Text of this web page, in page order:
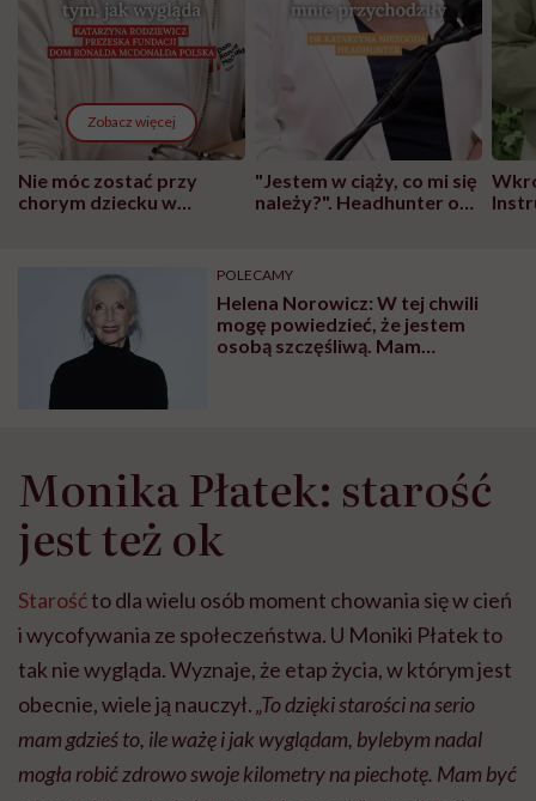
Zobacz więcej
Nie móc zostać przy
chorym dziecku w
głupota i brak
wyobraźni"
"Jestem w ciąży, co mi się
należy?". Headhunter o
pracy
POLECAMY
Helena Norowicz: W tej chwili
mogę powiedzieć, że jestem
osobą szczęśliwą. Mam
Monika Płatek: starość
jest też ok
Starośćto dla wielu osób moment chowania się w cień
i wycofywania ze społeczeństwa. U Moniki Płatek to
tak nie wygląda. Wyznaje, że etap życia, w którym jest
obecnie, wiele ją nauczył.„To dzięki starości na serio
mam gdzieś to, ile ważę i jak wyglądam, bylebym nadal
mogła robić zdrowo swoje kilometry na piechotę. Mam być